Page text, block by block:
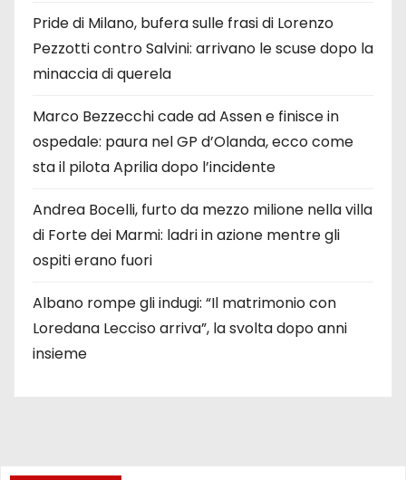
Pride di Milano, bufera sulle frasi di Lorenzo
Pezzotti contro Salvini: arrivano le scuse dopo la
minaccia di querela
Marco Bezzecchi cade ad Assen e finisce in
ospedale: paura nel GP d’Olanda, ecco come
sta il pilota Aprilia dopo l’incidente
Andrea Bocelli, furto da mezzo milione nella villa
di Forte dei Marmi: ladri in azione mentre gli
ospiti erano fuori
Albano rompe gli indugi: “Il matrimonio con
Loredana Lecciso arriva”, la svolta dopo anni
insieme